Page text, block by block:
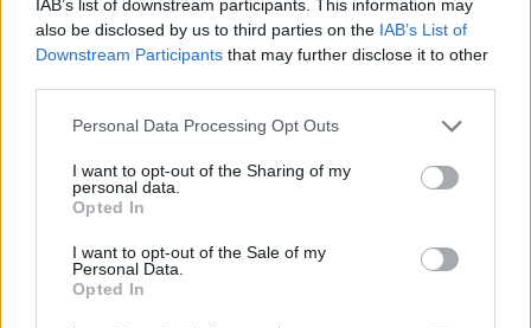
IAB’s list of downstream participants. This information may
also be disclosed by us to third parties on the IAB’s List of
Downstream Participants that may further disclose it to other
Personal Data Processing Opt Outs
I want to opt-out of the Sharing of my
personal data.
Opted In
I want to opt-out of the Sale of my
Personal Data.
Opted In
TUOREIMMAT